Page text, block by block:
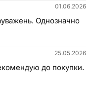
01.06.2026
Однозначно
25.05.2026
до покупки.